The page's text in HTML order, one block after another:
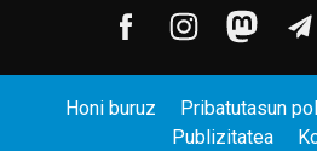
Honi buruz Pribatutasun
Publizitatea